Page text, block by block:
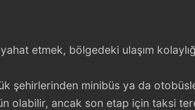
etmek, bölgedeki ulaşım
şehirlerinden minibüs ya da
olabilir, ancak son etap için taksi